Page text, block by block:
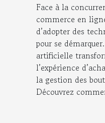
Face à la
commerce en
d’adopter des
pour se
artificielle
l’expérience
la gestion des
Découvrez